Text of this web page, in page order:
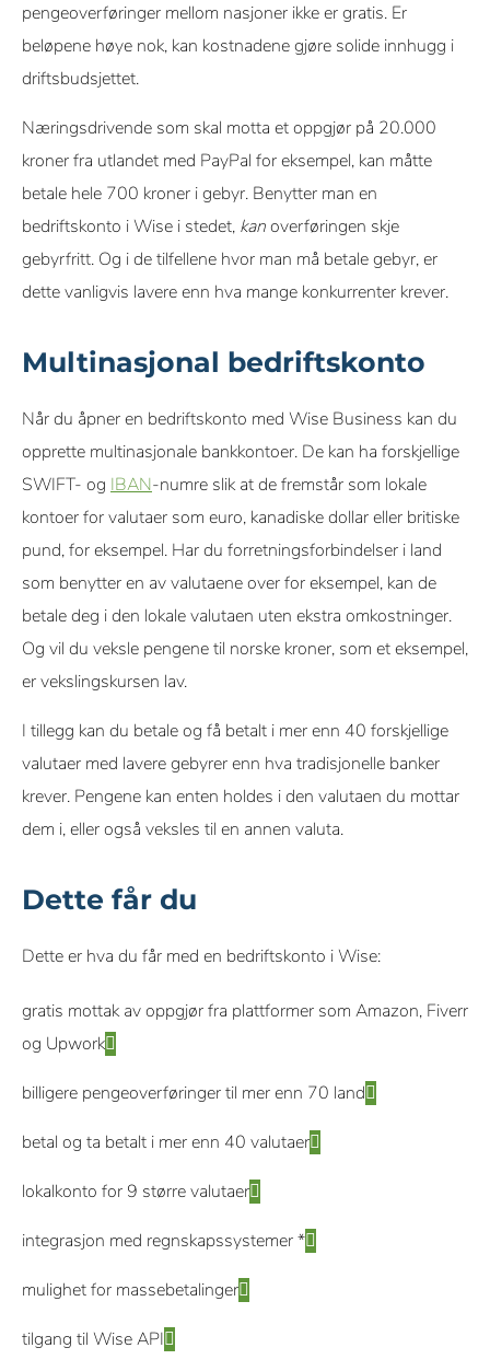
pengeoverføringer mellom nasjoner ikke er gratis. Er
beløpene høye nok, kan kostnadene gjøre solide innhugg i
driftsbudsjettet.
Næringsdrivende som skal motta et oppgjør på 20.000
kroner fra utlandet med PayPal for eksempel, kan måtte
betale hele 700 kroner i gebyr. Benytter man en
bedriftskonto i Wise i stedet, kanoverføringen skje
gebyrfritt. Og i de tilfellene hvor man må betale gebyr, er
dette vanligvis lavere enn hva mange konkurrenter krever.
Multinasjonal bedriftskonto
Når du åpner en bedriftskonto med Wise Business kan du
opprette multinasjonale bankkontoer. De kan ha forskjellige
SWIFT- og IBAN-numre slik at de fremstår som lokale
kontoer for valutaer som euro, kanadiske dollar eller britiske
pund, for eksempel. Har du forretningsforbindelser i land
som benytter en av valutaene over for eksempel, kan de
betale deg i den lokale valutaen uten ekstra omkostninger.
Og vil du veksle pengene til norske kroner, som et eksempel,
er vekslingskursen lav.
I tillegg kan du betale og få betalt i mer enn 40 forskjellige
valutaer med lavere gebyrer enn hva tradisjonelle banker
krever. Pengene kan enten holdes i den valutaen du mottar
dem i, eller også veksles til en annen valuta.
Dette får du
Dette er hva du får med en bedriftskonto i Wise:
gratis mottak av oppgjør fra plattformer som Amazon, Fiverr
og Upwork
billigere pengeoverføringer til mer enn 70 land
betal og ta betalt i mer enn 40 valutaer
lokalkonto for 9 større valutaer
integrasjon med regnskapssystemer *
mulighet for massebetalinger
tilgang til Wise API